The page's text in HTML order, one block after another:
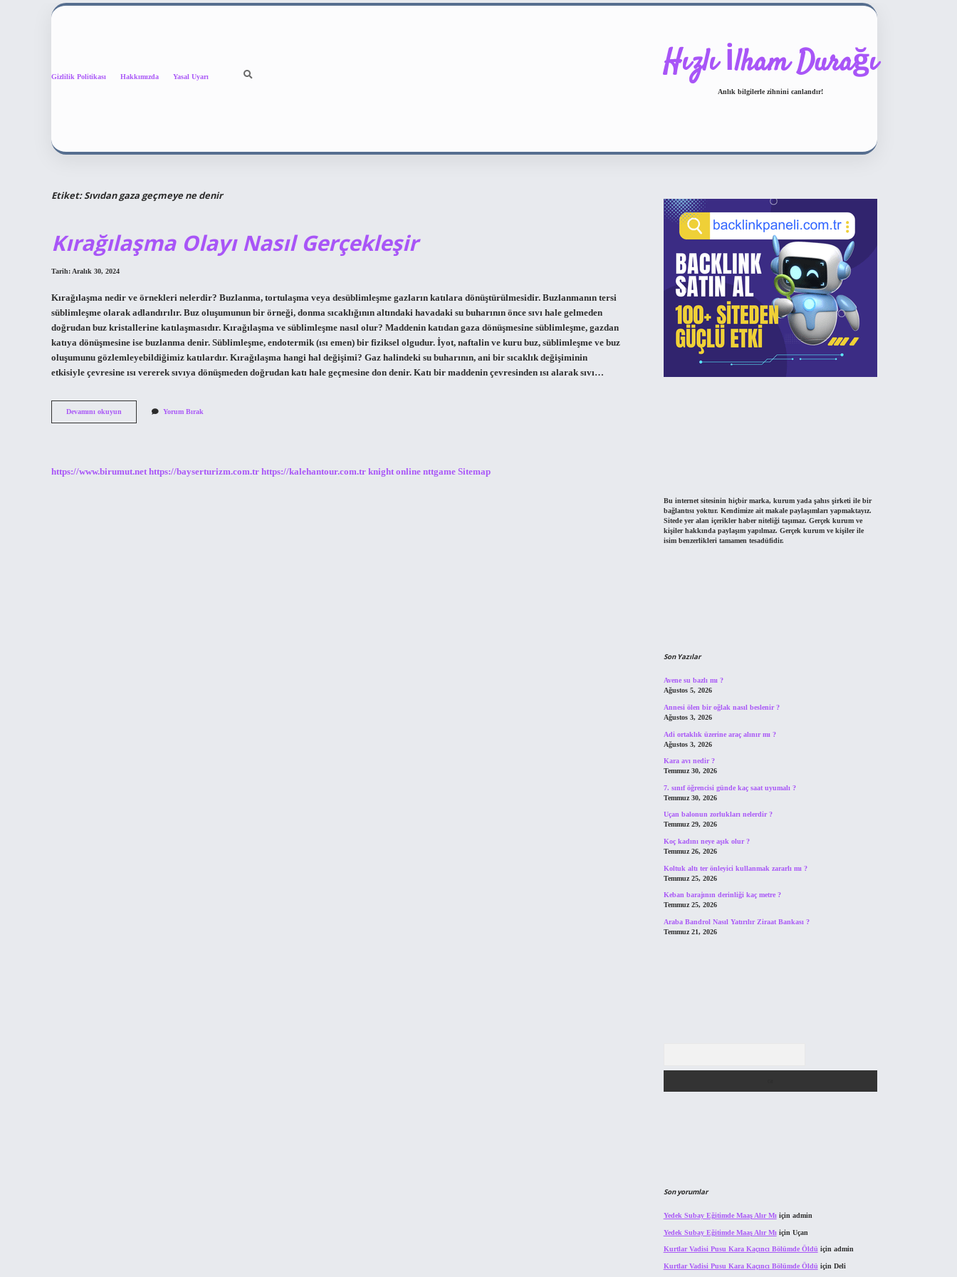
Gizlilik Politikası Hakkımızda Yasal Uyarı Hızlı İlham Durağı
Anlık bilgilerle zihnini canlandır!
Etiket:Sıvıdan gaza geçmeye ne denir
Kırağılaşma Olayı Nasıl Gerçekleşir
Tarih: Aralık 30, 2024
Kırağılaşma nedir ve örnekleri nelerdir? Buzlanma, tortulaşma veya desüblimleşme gazların katılara dönüştürülmesidir. Buzlanmanın tersi
süblimleşme olarak adlandırılır. Buz oluşumunun bir örneği, donma sıcaklığının altındaki havadaki su buharının önce sıvı hale gelmeden
doğrudan buz kristallerine katılaşmasıdır. Kırağılaşma ve süblimleşme nasıl olur? Maddenin katıdan gaza dönüşmesine süblimleşme, gazdan
katıya dönüşmesine ise buzlanma denir. Süblimleşme, endotermik (ısı emen) bir fiziksel olgudur. İyot, naftalin ve kuru buz, süblimleşme ve buz
oluşumunu gözlemleyebildiğimiz katılardır. Kırağılaşma hangi hal değişimi? Gaz halindeki su buharının, ani bir sıcaklık değişiminin
etkisiyle çevresine ısı vererek sıvıya dönüşmeden doğrudan katı hale geçmesine don denir. Katı bir maddenin çevresinden ısı alarak sıvı…
Devamını okuyun Kırağılaşma
Olayı
Yorum Bırak
https://www.birumut.net https://bayserturizm.com.tr https://kalehantour.com.tr knight online nttgame Sitemap
Bu internet sitesinin hiçbir marka, kurum yada şahıs şirketi ile bir
bağlantısı yoktur. Kendimize ait makale paylaşımları yapmaktayız.
Sitede yer alan içerikler haber niteliği taşımaz. Gerçek kurum ve
kişiler hakkında paylaşım yapılmaz. Gerçek kurum ve kişiler ile
isim benzerlikleri tamamen tesadüfidir.
Son Yazılar
Avene su bazlı mı ?
Ağustos 5, 2026
Annesi ölen bir oğlak nasıl beslenir ?
Ağustos 3, 2026
Adi ortaklık üzerine araç alınır mı ?
Ağustos 3, 2026
Kara avı nedir ?
Temmuz 30, 2026
7. sınıf öğrencisi günde kaç saat uyumalı ?
Temmuz 30, 2026
Uçan balonun zorlukları nelerdir ?
Temmuz 29, 2026
Koç kadını neye aşık olur ?
Temmuz 26, 2026
Koltuk altı ter önleyici kullanmak zararlı mı ?
Temmuz 25, 2026
Keban barajının derinliği kaç metre ?
Temmuz 25, 2026
Araba Bandrol Nasıl Yatırılır Ziraat Bankası ?
Temmuz 21, 2026
Son yorumlar
Yedek Subay Eğitimde Maaş Alır Mı için admin
Yedek Subay Eğitimde Maaş Alır Mı için Uçan
Kurtlar Vadisi Pusu Kara Kaçıncı Bölümde Öldü için admin
Kurtlar Vadisi Pusu Kara Kaçıncı Bölümde Öldü için Deli